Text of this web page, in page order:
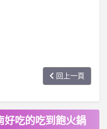
回上一頁
好吃的吃到飽火鍋